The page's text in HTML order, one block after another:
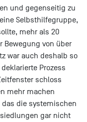
und gegenseitig zu
Selbsthilfegruppe,
mehr als 20
Bewegung von über
war auch deshalb so
Prozess
schloss
mehr machen
das die systemischen
gar nicht